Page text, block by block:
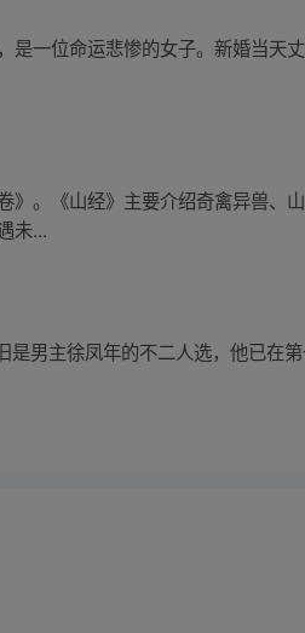
一位命运悲惨的女子。新婚当天
》。《山经》主要介绍奇禽异兽、
未...
男主徐凤年的不二人选，他已在